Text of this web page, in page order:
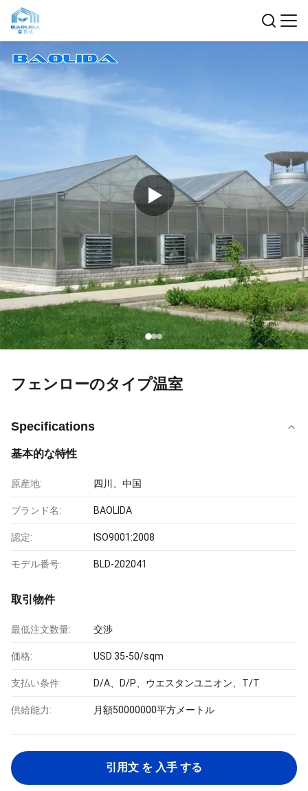
フェンローのタイプ温室
Specifications
基本的な特性
原産地: 四川、中国
ブランド名: BAOLIDA
認定: ISO9001:2008
モデル番号: BLD-202041
取引物件
最低注文数量: 交渉
価格: USD 35-50/sqm
支払い条件: D/A、D/P、ウエスタンユニオン、T/T
供給能力: 月額50000000平方メートル
引用文 を 入手 する